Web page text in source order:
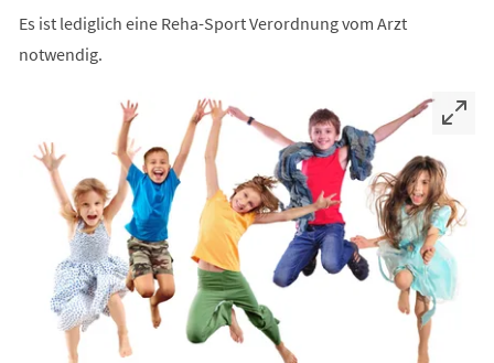
Es ist lediglich eine Reha-Sport Verordnung vom Arzt
notwendig.